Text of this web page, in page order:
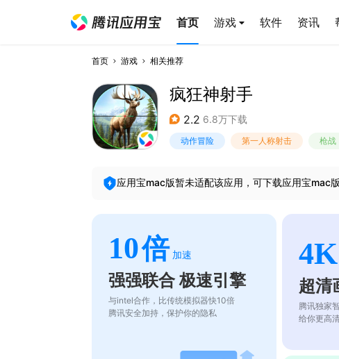
首页 游戏 软件 资讯
首页 游戏 相关推荐
疯狂神射手
2.2 6.8万下载
动作冒险 第一人称射击 枪战
应用宝mac版暂未适配该应用，可下载应用宝mac
10倍 加速
强强联合 极速引擎
与intel合作，比传统模拟器快10倍
腾讯安全加持，保护你的隐私
超清
腾讯独家
给你更高